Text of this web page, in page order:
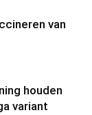
van
houden
variant